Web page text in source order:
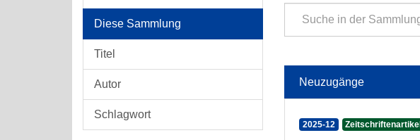
Diese Sammlung
Titel
Autor
Schlagwort
Neuzugänge
2025-12 Zeitschriftenartikel